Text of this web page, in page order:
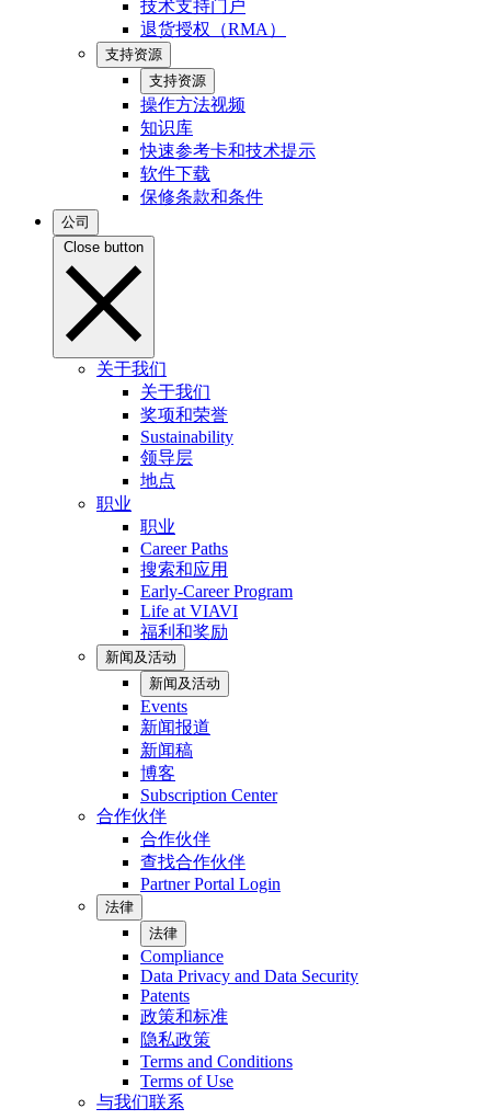
技术支持门户
退货授权（RMA）
支持资源
支持资源
操作方法视频
知识库
快速参考卡和技术提示
软件下载
保修条款和条件
公司
Close button
关于我们
关于我们
奖项和荣誉
Sustainability
领导层
地点
职业
职业
Career Paths
搜索和应用
Early-Career Program
Life at VIAVI
福利和奖励
新闻及活动
新闻及活动
Events
新闻报道
新闻稿
博客
Subscription Center
合作伙伴
合作伙伴
查找合作伙伴
Partner Portal Login
法律
法律
Compliance
Data Privacy and Data Security
Patents
政策和标准
隐私政策
Terms and Conditions
Terms of Use
与我们联系